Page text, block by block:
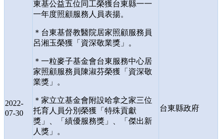
2022-
07-30
東基公益五位同工榮獲台東縣一一
一年度照顧服務人員表揚。
＊台東基督教醫院居家照顧服務員
呂湘玉榮獲「資深敬業獎」。
＊一粒麥子基金會台東服務中心居
家照顧服務員陳淑芬榮獲「資深敬
業獎」。
＊家立立基金會附設哈拿之家三位
托育人員分別榮獲「特殊貢獻
獎」、「績優服務獎」、「傑出新
人獎」。
台東縣政府